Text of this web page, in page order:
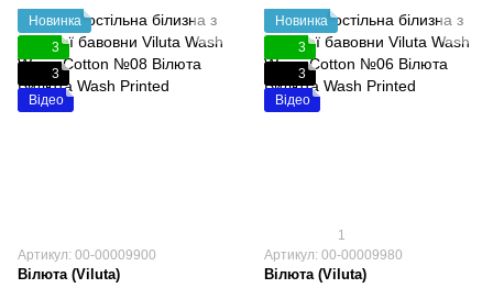
Новинка
3
3
Відео
Артикул: 00-00009900
Вілюта (Viluta)
Новинка
3
3
Відео
1
Артикул: 00-00009980
Вілюта (Viluta)